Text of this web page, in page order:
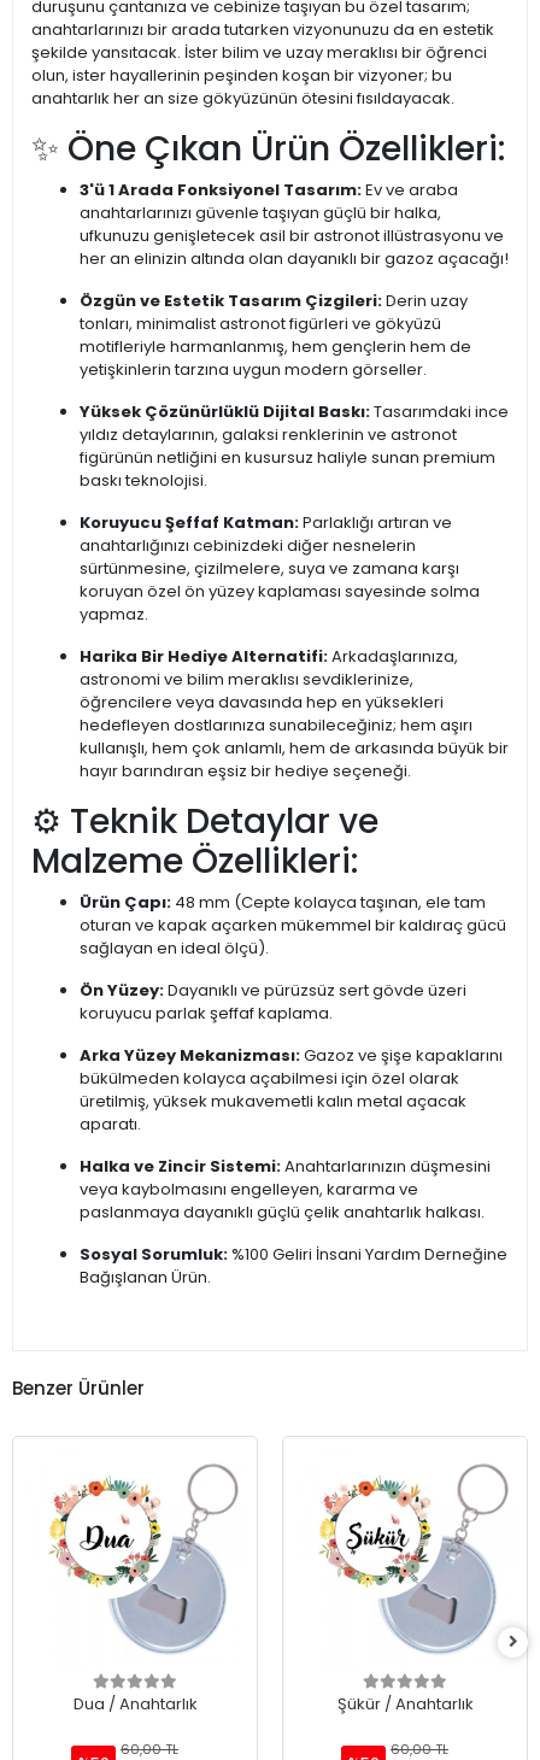
duruşunu çantanıza ve cebinize taşıyan bu özel tasarım;
anahtarlarınızı bir arada tutarken vizyonunuzu da en estetik
şekilde yansıtacak. İster bilim ve uzay meraklısı bir öğrenci
olun, ister hayallerinin peşinden koşan bir vizyoner; bu
anahtarlık her an size gökyüzünün ötesini fısıldayacak.
✨ Öne Çıkan Ürün Özellikleri:
3'ü 1 Arada Fonksiyonel Tasarım:Ev ve araba
anahtarlarınızı güvenle taşıyan güçlü bir halka,
ufkunuzu genişletecek asil bir astronot illüstrasyonu ve
her an elinizin altında olan dayanıklı bir gazoz açacağı!
Özgün ve Estetik Tasarım Çizgileri:Derin uzay
tonları, minimalist astronot figürleri ve gökyüzü
motifleriyle harmanlanmış, hem gençlerin hem de
yetişkinlerin tarzına uygun modern görseller.
Yüksek Çözünürlüklü Dijital Baskı:Tasarımdaki ince
yıldız detaylarının, galaksi renklerinin ve astronot
figürünün netliğini en kusursuz haliyle sunan premium
baskı teknolojisi.
Koruyucu Şeffaf Katman:Parlaklığı artıran ve
anahtarlığınızı cebinizdeki diğer nesnelerin
sürtünmesine, çizilmelere, suya ve zamana karşı
koruyan özel ön yüzey kaplaması sayesinde solma
yapmaz.
Harika Bir Hediye Alternatifi:Arkadaşlarınıza,
astronomi ve bilim meraklısı sevdiklerinize,
öğrencilere veya davasında hep en yüksekleri
hedefleyen dostlarınıza sunabileceğiniz; hem aşırı
kullanışlı, hem çok anlamlı, hem de arkasında büyük bir
hayır barındıran eşsiz bir hediye seçeneği.
⚙️ Teknik Detaylar ve
Malzeme Özellikleri:
Ürün Çapı: 48 mm (Cepte kolayca taşınan, ele tam
oturan ve kapak açarken mükemmel bir kaldıraç gücü
sağlayan en ideal ölçü).
Ön Yüzey:Dayanıklı ve pürüzsüz sert gövde üzeri
koruyucu parlak şeffaf kaplama.
Arka Yüzey Mekanizması:Gazoz ve şişe kapaklarını
bükülmeden kolayca açabilmesi için özel olarak
üretilmiş, yüksek mukavemetli kalın metal açacak
aparatı.
Halka ve Zincir Sistemi:Anahtarlarınızın düşmesini
veya kaybolmasını engelleyen, kararma ve
paslanmaya dayanıklı güçlü çelik anahtarlık halkası.
Sosyal Sorumluk: %100 Geliri İnsani Yardım Derneğine
Bağışlanan Ürün.
Benzer Ürünler
Dua / Anahtarlık
60,00 TL
Şükür / Anahtarlık
60,00 TL